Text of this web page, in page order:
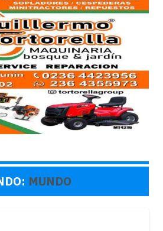
MUNDO